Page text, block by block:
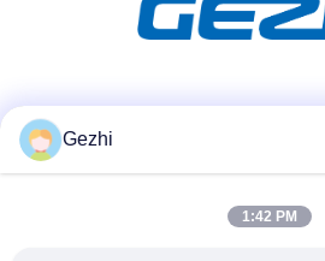
দ্রুত যোগাযোগ
Gezhi
1:42 PM